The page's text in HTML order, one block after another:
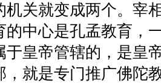
机关就变成两个。宰
的中心是孔孟教育，
于皇帝管辖的，是皇
，就是专门推广佛陀